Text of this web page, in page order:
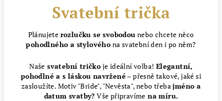
Svatební trička
Plánujete rozlučku se svobodou nebo chcete něco
pohodlného a stylového na svatební den i po něm?
Naše svatební tričko je ideální volba! Elegantní,
pohodlné a s láskou navržené – přesně takové, jaké si
zasloužíte. Motiv "Bride", "Nevěsta", nebo třebajméno a
datum svatby? Vše připravíme na míru.